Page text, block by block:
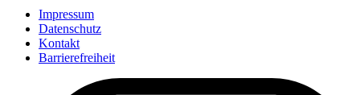
Impressum
Datenschutz
Kontakt
Barrierefreiheit